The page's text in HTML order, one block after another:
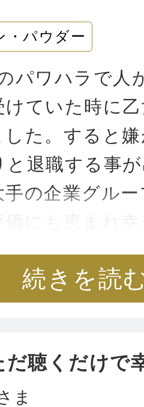
・パウダー
パワハラで人
ていた時に
した。すると
と退職する事
の企業グル
パウダーを手
すがこの1年
か...
続きを読
だ聴くだけで
ま